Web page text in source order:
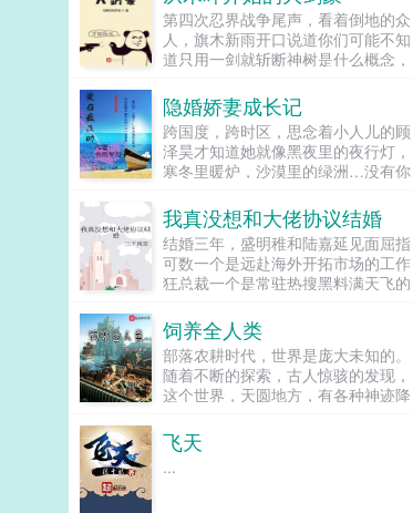
第四次忍界战争尾声，看着倒地的众
人，旗木新雨开口说道你们可能不知
道只用一剑就斩断神树是什么概念，
剑豪！这是一个能通过系统学习到其
他次元剑术的人，在火影世界的故
事...
隐婚娇妻成长记
跨国度，跨时区，思念着小人儿的顾
泽昊才知道她就像黑夜里的夜行灯，
寒冬里暖炉，沙漠里的绿洲…没有你
爱我，是您儿子缠着她绑着她，所以
把您那套门第观念收起来，我的事业
不...
我真没想和大佬协议结婚
结婚三年，盛明稚和陆嘉延见面屈指
可数一个是远赴海外开拓市场的工作
狂总裁一个是常驻热搜黑料满天飞的
感维持某天老爷子大寿塑料夫夫不得
不同时飞回云京宴会上盛明稚亲热地
靠在大伯哥肩膀上老公，好久不见
了，想你3陆嘉延深情款款地注视着
小姨子这么久不见，你整容了？秘书
望捂脸明稚，那不是你老公。当事人
饲养全人类
部落农耕时代，世界是庞大未知的。
随着不断的探索，古人惊骇的发现，
这个世界，天圆地方，有各种神迹降
智慧巨兽的身影神秘出现，踩...
飞天
...